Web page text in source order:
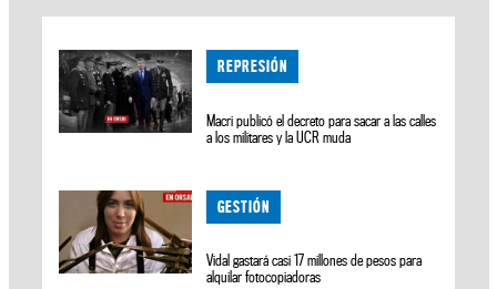
REPRESIÓN
Macri publicó el decreto para sacar a las calles
a los militares y la UCR muda
GESTIÓN
Vidal gastará casi 17 millones de pesos para
alquilar fotocopiadoras